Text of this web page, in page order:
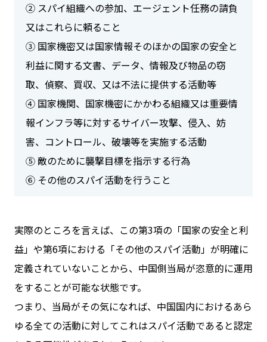
② スパイ組織への参加、エージェント任務の請負
又はこれらに頼ること
③ 国家機密又は国家情報そのほかの国家の安全と
利益に関する文書、データ、情報及び物品の窃
取、偵察、買収、又は不法に提供する活動等
④ 国家機関、国家機密にかかわる組織又は重要情
報インフラ等に対するサイバー攻撃、侵入、妨
害、コントロール、破壊等を実施する活動
⑤ 敵のために襲撃目標を指示する行為
⑥ その他のスパイ活動を行うこと
実際のところを言えば、この第3項の「国家の安全と利
益」や第6項における「その他のスパイ活動」が明確に
定義されていないことから、中国側当局が恣意的に運用
をすることが可能な状態です。
つまり、当局がその気になれば、中国国内におけるあら
ゆる全ての活動に対してこれはスパイ活動であると認定